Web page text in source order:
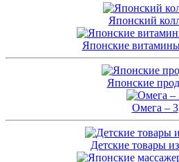
Японский
Японские
Японские
Омега – 3
Детские товары